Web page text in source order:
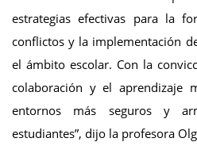
estrategias efectivas para la
conflictos y la implementación
el ámbito escolar. Con la
colaboración y el aprendizaje
entornos más seguros y
estudiantes”, dijo la profesora